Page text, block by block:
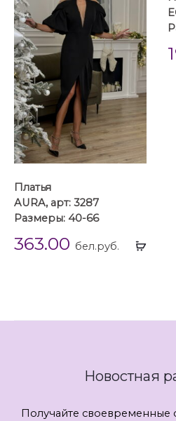
Платья
AURA, арт: 3287
Размеры: 40-66
363.00 бел.руб.
Новостная
Получайте своевременные